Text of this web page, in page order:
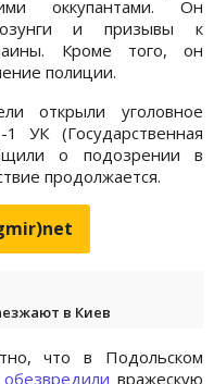
оккупантами. Он
и призывы к
Кроме того, он
полиции.
открыли уголовное
УК (Государственная
о подозрении в
продолжается.
в Киев
что в Подольском
обезвредили вражескую